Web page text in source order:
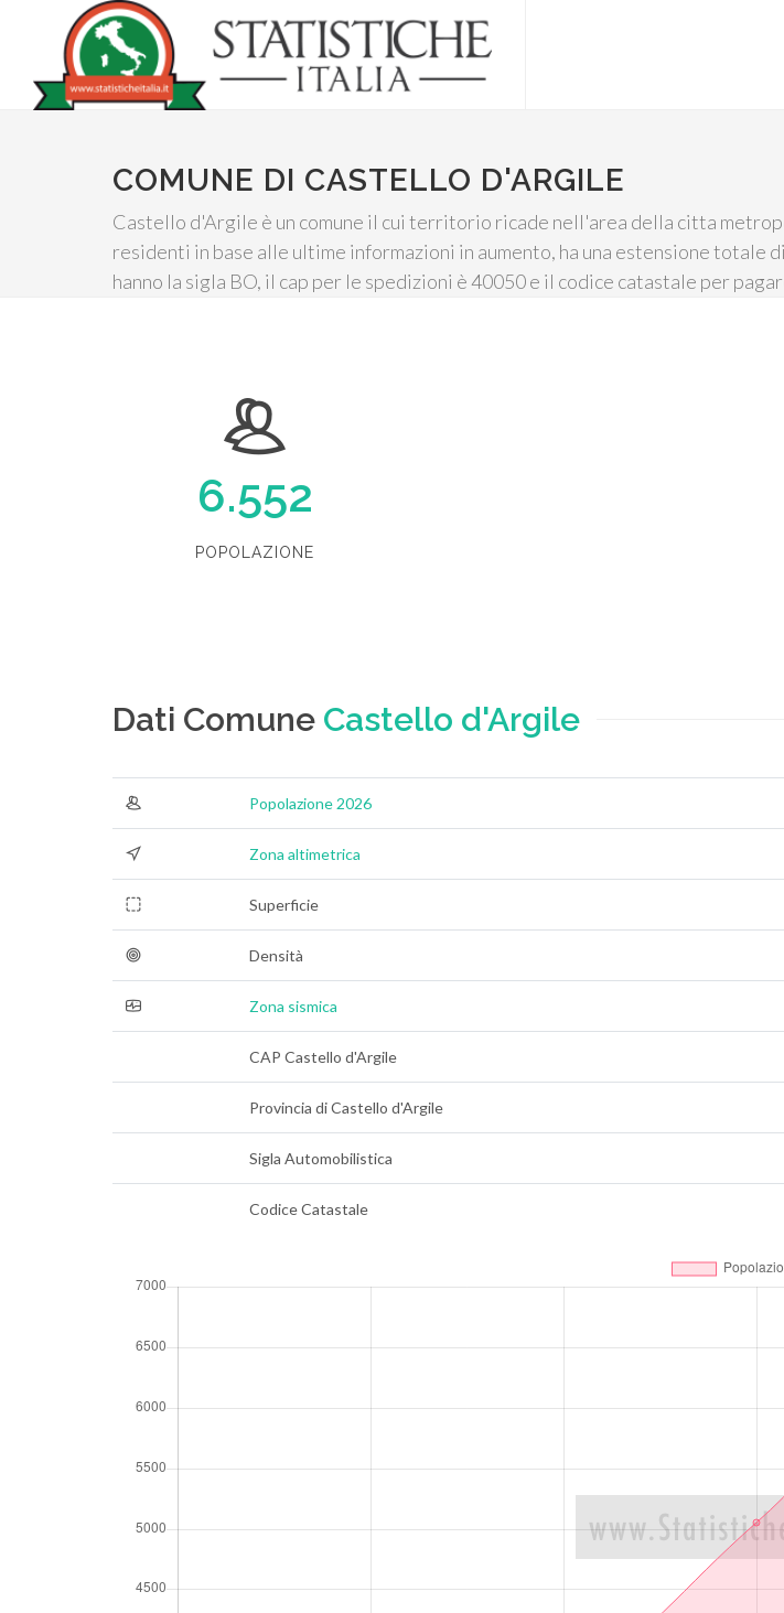
COMUNE DI CASTELLO D'ARGILE
Castello d'Argile è un comune il cui territorio ricade nell'area della citta
residenti in base alle ultime informazioni in aumento, ha una estensione totale
hanno la sigla BO, il cap per le spedizioni è 40050 e il codice catastale per
6.552
POPOLAZIONE
Dati Comune Castello d'Argile
Popolazione 2026
Zona altimetrica
Superficie
Densità
Zona sismica
CAP Castello d'Argile
Provincia di Castello d'Argile
Sigla Automobilistica
Codice Catastale